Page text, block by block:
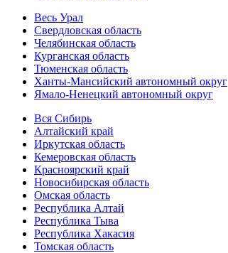
Весь Урал
Свердловская область
Челябинская область
Курганская область
Тюменская область
Ханты-Мансийский автономный округ
Ямало-Ненецкий автономный округ
Вся Сибирь
Алтайский край
Иркутская область
Кемеровская область
Красноярский край
Новосибирская область
Омская область
Республика Алтай
Республика Тыва
Республика Хакасия
Томская область